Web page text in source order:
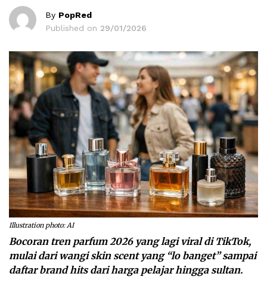
By PopRed
Published on 29/01/2026
Illustration photo: AI
Bocoran tren parfum 2026 yang lagi viral di TikTok,
mulai dari wangi skin scent yang “lo banget” sampai
daftar brand hits dari harga pelajar hingga sultan.